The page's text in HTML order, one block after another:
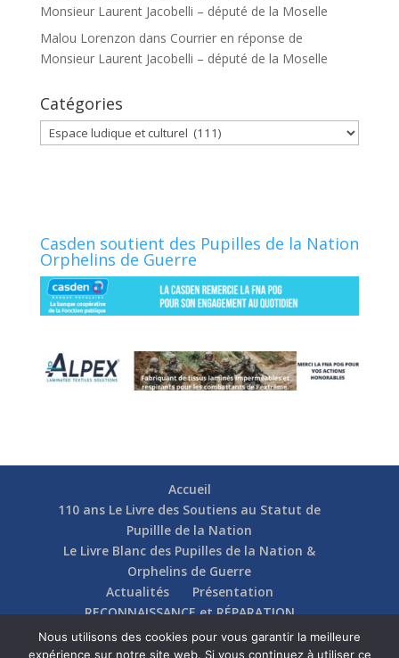
Monsieur Laurent Jacobelli – député de la Moselle
Malou Lorenzon dans Courrier en réponse de
Monsieur Laurent Jacobelli – député de la Moselle
Catégories
Catégories
Casden soutient des Pupilles de la Nation
Orphelins de Guerre
Accueil
110 ans Le Livre des Soutiens au Statut de
Pupillle de la Nation
Le Livre Blanc des Pupilles de la Nation &
Orphelins de Guerre
Actualités
Présentation
RECONNAISSANCE et RÉPARATION
Nos soutiens
Fédérations
Actions
Communication
Contact
Nous utilisons des cookies pour vous garantir la meilleure
expérience sur notre site web. Si vous continuez à utiliser ce